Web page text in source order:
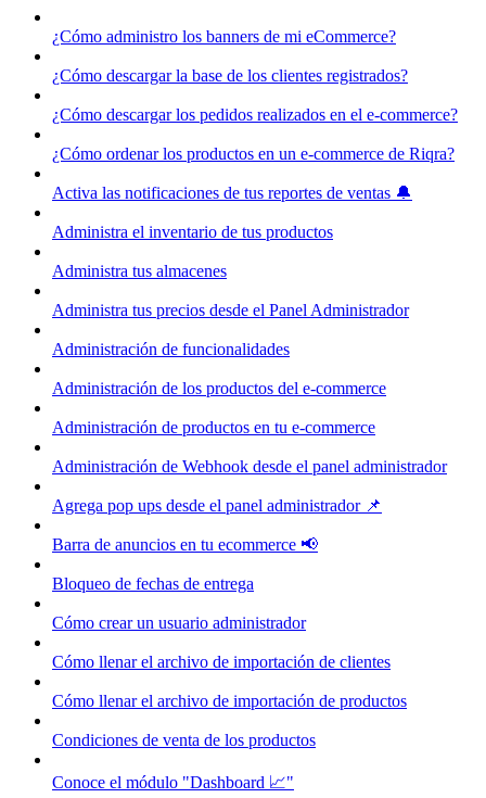
¿Cómo administro los banners de mi eCommerce?
¿Cómo descargar la base de los clientes registrados?
¿Cómo descargar los pedidos realizados en el e-commerce?
¿Cómo ordenar los productos en un e-commerce de Riqra?
Activa las notificaciones de tus reportes de ventas 🔔
Administra el inventario de tus productos
Administra tus almacenes
Administra tus precios desde el Panel Administrador
Administración de funcionalidades
Administración de los productos del e-commerce
Administración de productos en tu e-commerce
Administración de Webhook desde el panel administrador
Agrega pop ups desde el panel administrador 📌
Barra de anuncios en tu ecommerce 📢
Bloqueo de fechas de entrega
Cómo crear un usuario administrador
Cómo llenar el archivo de importación de clientes
Cómo llenar el archivo de importación de productos
Condiciones de venta de los productos
Conoce el módulo "Dashboard 📈"